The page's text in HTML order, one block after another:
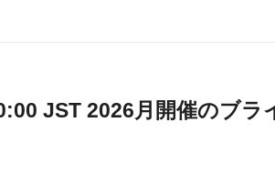
JST 2026月開催のブラ